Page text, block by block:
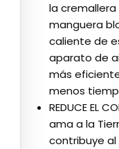
la
manguera
caliente de
aparato de
más
menos
REDUCE EL
ama a la
contribuye